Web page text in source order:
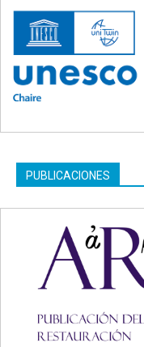
PUBLICACIONES